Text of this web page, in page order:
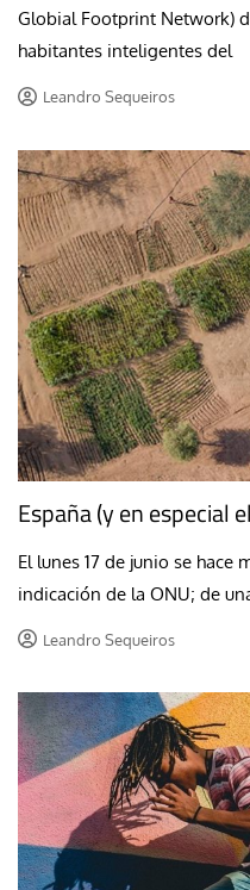
Globial Footprint Network)
habitantes inteligentes del
Leandro Sequeiros
España (y en especial
El lunes 17 de junio se
indicación de la ONU; de
Leandro Sequeiros